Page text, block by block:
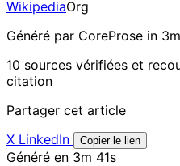
WikipediaOrg
Généré par CoreProse in
10 sources vérifiées et
citation
Partager cet article
X LinkedIn Copier le lien
Généré en 3m 41s